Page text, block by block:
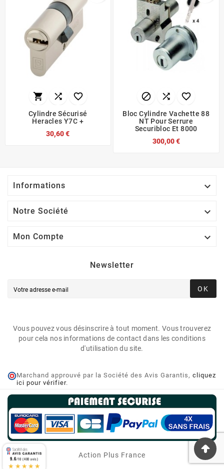
  
Cylindre Sécurisé
Heracles Y7C +
30,60 €
  
Bloc Cylindre Vachette 88
NT Pour Serrure
Securibloc Et 8000
300,00 €
Informations 
Notre Société 
Mon Compte 
Newsletter
OK
Vous pouvez vous désinscrire à tout moment. Vous trouverez
pour cela nos informations de contact dans les conditions
d'utilisation du site.
Marchand approuvé par la Société des Avis Garantis, cliquez
ici pour vérifier.
Action Plus France
9.6/10 (400 avis)
★★★★★